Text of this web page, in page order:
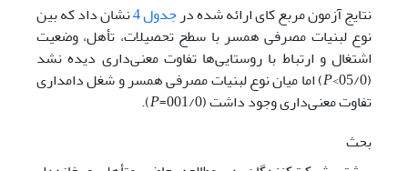
نتایج آزمون مربع کای ارائه شده درجدول 4 نشان داد که بین
نوع لبنیات مصرفی همسر با سطح تحصیلات، تأهل، وضعیت
اشتغال و ارتباط با روستایی‌ها تفاوت معنی‌داری دیده نشد
(05/0>
P) اما میان نوع لبنیات مصرفی همسر و شغل دامداری
تفاوت معنی‌داری وجود داشت (001/0=
P
).
بحث